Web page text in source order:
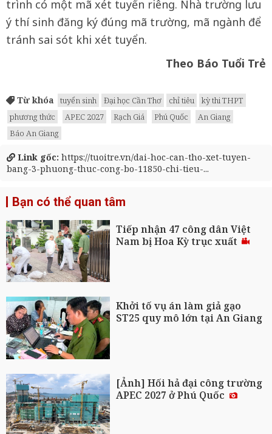
trình có một mã xét tuyển riêng. Nhà trường lưu
ý thí sinh đăng ký đúng mã trường, mã ngành để
tránh sai sót khi xét tuyển.
Theo Báo Tuổi Trẻ
Từ khóa tuyển sinh Đại học Cần Thơ chỉ tiêu
kỳ thi THPT
phương thức
APEC 2027 Rạch Giá Phú Quốc
An Giang
Báo An Giang
Link gốc: https://tuoitre.vn/dai-hoc-can-tho-xet-tuyen-
bang-3-phuong-thuc-cong-bo-11850-chi-tieu-...
Bạn có thể quan tâm
Tiếp nhận 47 công dân Việt
Nam bị Hoa Kỳ trục xuất
Khởi tố vụ án làm giả gạo
ST25 quy mô lớn tại An Giang
[Ảnh] Hối hả đại công trường
APEC 2027 ở Phú Quốc